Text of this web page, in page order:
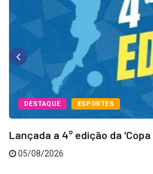
DESTAQUE ESPORTES
Lançada a 4° edição da ‘Copa
05/08/2026